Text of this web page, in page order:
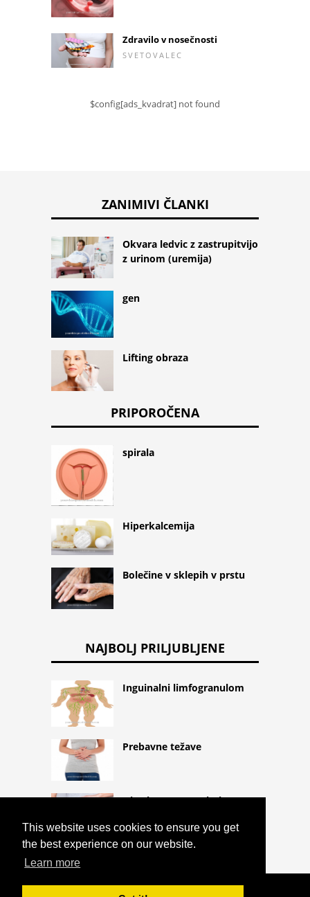
This website uses cookies to ensure you get
the best experience on our website.
Learn more
Zdravilo v nosečnosti
SVETOVALEC
$config[ads_kvadrat] not found
ZANIMIVI ČLANKI
Okvara ledvic z zastrupitvijo
z urinom (uremija)
gen
Lifting obraza
PRIPOROČENA
spirala
Hiperkalcemija
Bolečine v sklepih v prstu
NAJBOLJ PRILJUBLJENE
Inguinalni limfogranulom
Prebavne težave
Hirschsprungova bolezen